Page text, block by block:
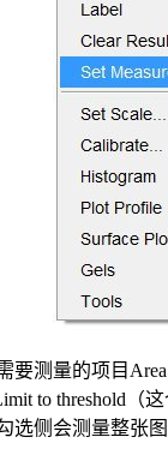
测量的项目Area
to threshold（
选侧会测量整张